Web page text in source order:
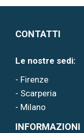
CONTATTI
Le nostre sedi:
- Firenze
- Scarperia
- Milano
INFORMAZIONI